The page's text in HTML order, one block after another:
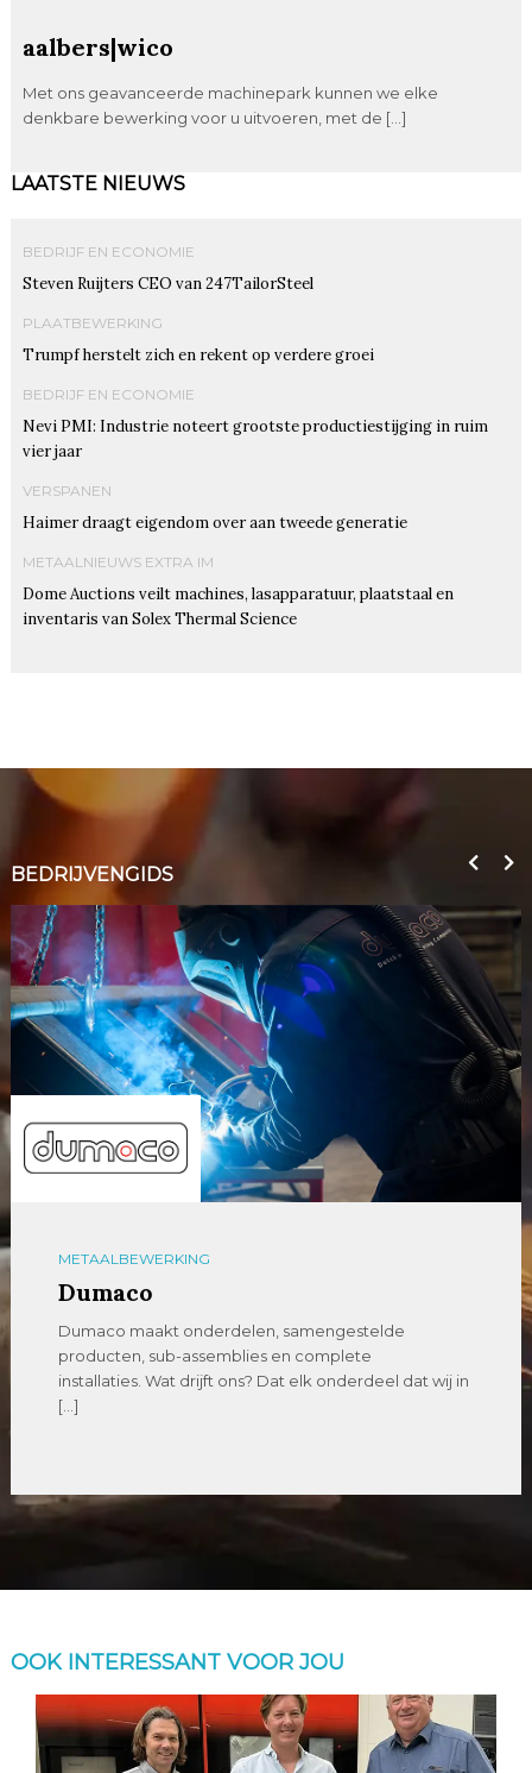
aalbers|wico
Met ons geavanceerde machinepark kunnen we elke
denkbare bewerking voor u uitvoeren, met de […]
LAATSTE NIEUWS
BEDRIJF EN ECONOMIE
Steven Ruijters CEO van 247TailorSteel
PLAATBEWERKING
Trumpf herstelt zich en rekent op verdere groei
BEDRIJF EN ECONOMIE
Nevi PMI: Industrie noteert grootste productiestijging in ruim
vier jaar
VERSPANEN
Haimer draagt eigendom over aan tweede generatie
METAALNIEUWS EXTRA IM
Dome Auctions veilt machines, lasapparatuur, plaatstaal en
inventaris van Solex Thermal Science
BEDRIJVENGIDS
METAALBEWERKING
Dumaco
Dumaco maakt onderdelen, samengestelde
producten, sub-assemblies en complete
installaties. Wat drijft ons? Dat elk onderdeel dat wij in
[…]
OOK INTERESSANT VOOR JOU